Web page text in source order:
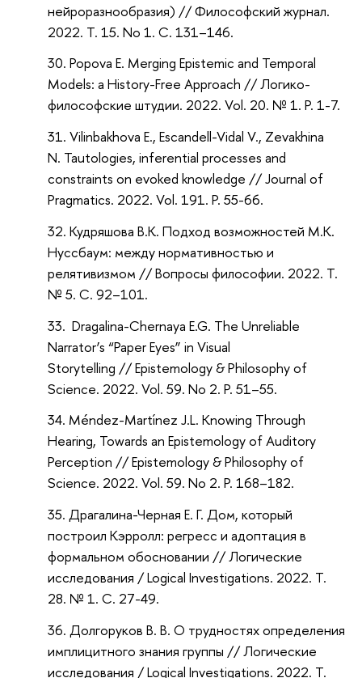
нейроразнообразия) // Философский журнал.
2022. Т. 15. No 1. С. 131–146.
Popova E. Merging Epistemic and Temporal
Models: a History-Free Approach // Логико-
философские штудии. 2022. Vol. 20. № 1. P. 1-7.
Vilinbakhova E., Escandell-Vidal V., Zevakhina
N. Tautologies, inferential processes and
constraints on evoked knowledge // Journal of
Pragmatics. 2022. Vol. 191. P. 55-66.
Кудряшова В.К. Подход возможностей М.К.
Нуссбаум: между нормативностью и
релятивизмом // Вопросы философии. 2022. Т.
№ 5. С. 92–101.
Dragalina-Chernaya E.G. The Unreliable
Narrator’s “Paper Eyes” in Visual
Storytelling // Epistemology & Philosophy of
Science. 2022. Vol. 59. No 2. P. 51–55.
Méndez-Martínez J.L. Knowing Through
Hearing, Towards an Epistemology of Auditory
Perception // Epistemology & Philosophy of
Science. 2022. Vol. 59. No 2. P. 168–182.
Драгалина-Черная Е. Г. Дом, который
построил Кэрролл: регресс и адоптация в
формальном обосновании // Логические
исследования / Logical Investigations. 2022. Т.
28. № 1. C. 27-49.
Долгоруков В. В. О трудностях определения
имплицитного знания группы // Логические
исследования / Logical Investigations. 2022. Т.